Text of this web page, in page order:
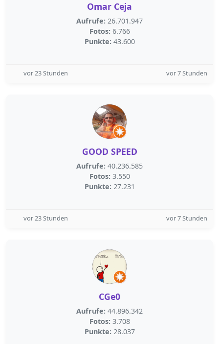
Omar Ceja
Aufrufe: 26.701.947
Fotos: 6.766
Punkte: 43.600
vor 23 Stunden vor 7 Stunden
GOOD SPEED
Aufrufe: 40.236.585
Fotos: 3.550
Punkte: 27.231
vor 23 Stunden vor 7 Stunden
CGe0
Aufrufe: 44.896.342
Fotos: 3.708
Punkte: 28.037